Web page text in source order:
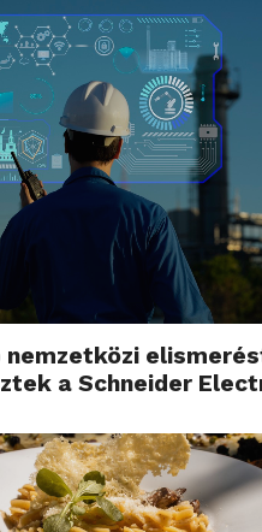
nemzetközi
a Schneider